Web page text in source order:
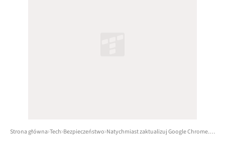
Strona główna Tech Bezpieczeństwo Natychmiast zaktualizuj Google Chrome. Inaczej prosisz się o kłopoty